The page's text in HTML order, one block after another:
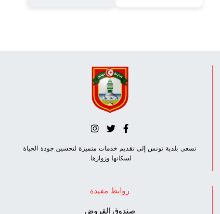
تسعى بلدية تونس إلى تقديم خدمات متميزة لتحسين جودة الحياة
لسكانها وزوارها.
روابط مفيدة
صندوق القروض